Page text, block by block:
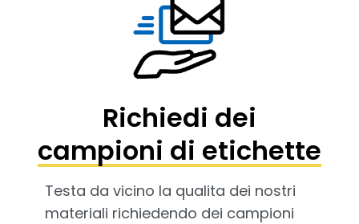
Richiedi dei
campioni di etichette
Testa da vicino la qualita dei nostri
materiali richiedendo dei campioni